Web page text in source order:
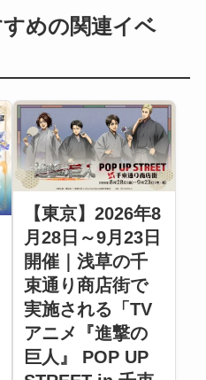
めの関連イベ
【東京】2026年8
月28日～9月23日
開催｜浅草の千
束通り商店街で
実施される「TV
アニメ『進撃の
巨人』 POP UP